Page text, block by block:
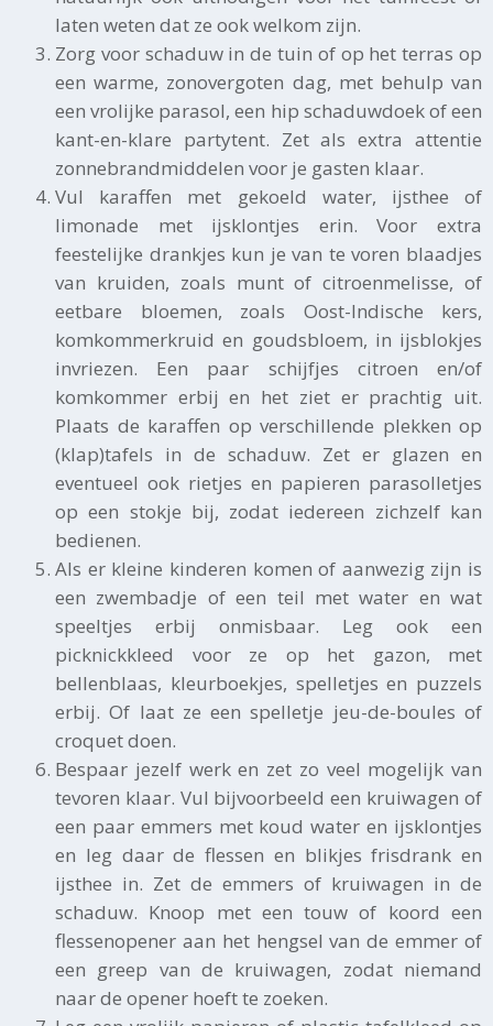
laten weten dat ze ook welkom zijn.
Zorg voor schaduw in de tuin of op het terras op
een warme, zonovergoten dag, met behulp van
een vrolijke parasol, een hip schaduwdoek of een
kant-en-klare partytent. Zet als extra attentie
zonnebrandmiddelen voor je gasten klaar.
Vul karaffen met gekoeld water, ijsthee of
limonade met ijsklontjes erin. Voor extra
feestelijke drankjes kun je van te voren blaadjes
van kruiden, zoals munt of citroenmelisse, of
eetbare bloemen, zoals Oost-Indische kers,
komkommerkruid en goudsbloem, in ijsblokjes
invriezen. Een paar schijfjes citroen en/of
komkommer erbij en het ziet er prachtig uit.
Plaats de karaffen op verschillende plekken op
(klap)tafels in de schaduw. Zet er glazen en
eventueel ook rietjes en papieren parasolletjes
op een stokje bij, zodat iedereen zichzelf kan
bedienen.
Als er kleine kinderen komen of aanwezig zijn is
een zwembadje of een teil met water en wat
speeltjes erbij onmisbaar. Leg ook een
picknickkleed voor ze op het gazon, met
bellenblaas, kleurboekjes, spelletjes en puzzels
erbij. Of laat ze een spelletje jeu-de-boules of
croquet doen.
Bespaar jezelf werk en zet zo veel mogelijk van
tevoren klaar. Vul bijvoorbeeld een kruiwagen of
een paar emmers met koud water en ijsklontjes
en leg daar de flessen en blikjes frisdrank en
ijsthee in. Zet de emmers of kruiwagen in de
schaduw. Knoop met een touw of koord een
flessenopener aan het hengsel van de emmer of
een greep van de kruiwagen, zodat niemand
naar de opener hoeft te zoeken.